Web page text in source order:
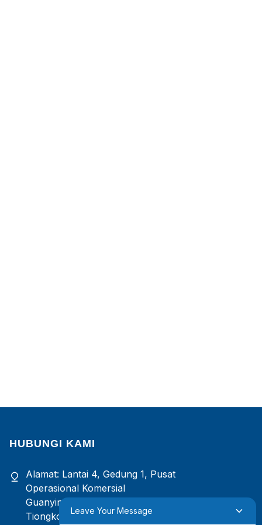
HUBUNGI KAMI
Alamat: Lantai 4, Gedung 1, Pusat
Operasional Komersial
Guanyinshan, Xiamen, Fujian,
Tiongkok
Leave Your Message